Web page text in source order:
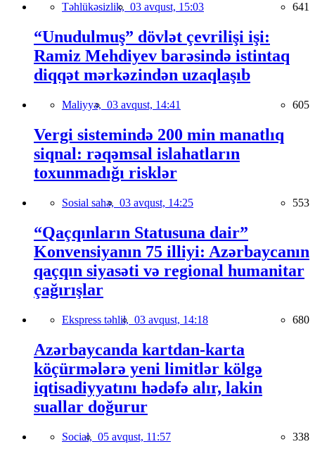
Təhlükəsizlik, 03 avqust, 15:03 641
“Unudulmuş” dövlət çevrilişi işi:
Ramiz Mehdiyev barəsində istintaq
diqqət mərkəzindən uzaqlaşıb
Maliyyə, 03 avqust, 14:41 605
Vergi sistemində 200 min manatlıq
siqnal: rəqəmsal islahatların
toxunmadığı risklər
Sosial sahə, 03 avqust, 14:25 553
“Qaçqınların Statusuna dair”
Konvensiyanın 75 illiyi: Azərbaycanın
qaçqın siyasəti və regional humanitar
çağırışlar
Ekspress təhlil, 03 avqust, 14:18 680
Azərbaycanda kartdan-karta
köçürmələrə yeni limitlər kölgə
iqtisadiyyatını hədəfə alır, lakin
suallar doğurur
Social, 05 avqust, 11:57 338